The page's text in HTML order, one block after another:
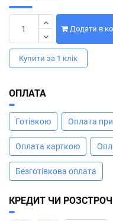
Додати в
Купити за 1 клiк
ОПЛАТА
Готівкою Оплата
Оплата карткою
Безготівкова оплата
КРЕДИТ ЧИ